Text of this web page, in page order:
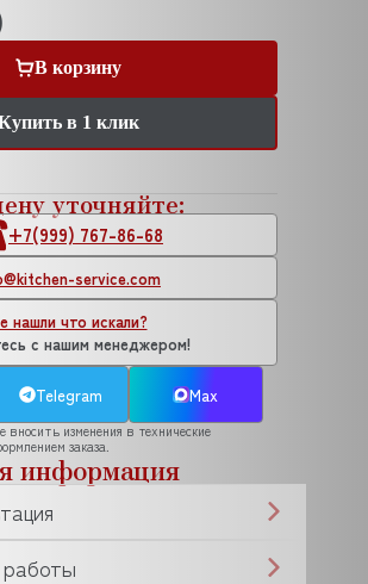
В корзину
в 1 клик
уточняйте:
+7(999) 767-86-68
service.com
нашли что искали?
с нашим менеджером!
Telegram Max
изменения в технические
заказа.
информация